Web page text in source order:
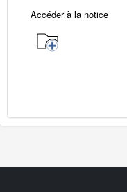
Accéder à la notice